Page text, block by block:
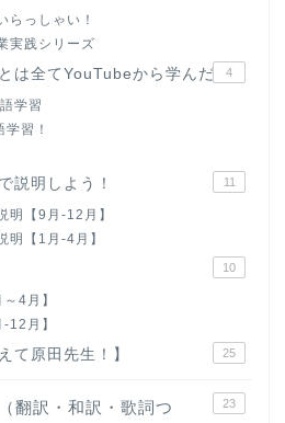
らっしゃい！
実践シリーズ
は全てYouTubeから学んだ 4
学習
習！
説明しよう！ 11
明【9月-12月】
明【1月-4月】
10
4月】
12月】
て原田先生！】 25
翻訳・和訳・歌詞つ
23